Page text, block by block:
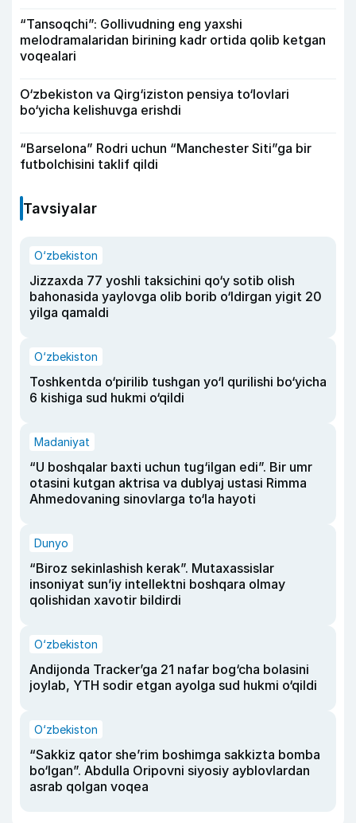
“Tansoqchi”: Gollivudning eng yaxshi
melodramalaridan birining kadr ortida qolib ketgan
voqealari
O‘zbekiston va Qirg‘iziston pensiya to‘lovlari
bo‘yicha kelishuvga erishdi
“Barselona” Rodri uchun “Manchester Siti”ga bir
futbolchisini taklif qildi
Tavsiyalar
O‘zbekiston
Jizzaxda 77 yoshli taksichini qo‘y sotib olish
bahonasida yaylovga olib borib o‘ldirgan yigit 20
yilga qamaldi
O‘zbekiston
Toshkentda o‘pirilib tushgan yo‘l qurilishi bo‘yicha
6 kishiga sud hukmi o‘qildi
Madaniyat
“U boshqalar baxti uchun tug‘ilgan edi”. Bir umr
otasini kutgan aktrisa va dublyaj ustasi Rimma
Ahmedovaning sinovlarga to‘la hayoti
Dunyo
“Biroz sekinlashish kerak”. Mutaxassislar
insoniyat sun’iy intellektni boshqara olmay
qolishidan xavotir bildirdi
O‘zbekiston
Andijonda Tracker’ga 21 nafar bog‘cha bolasini
joylab, YTH sodir etgan ayolga sud hukmi o‘qildi
O‘zbekiston
“Sakkiz qator she’rim boshimga sakkizta bomba
bo‘lgan”. Abdulla Oripovni siyosiy ayblovlardan
asrab qolgan voqea